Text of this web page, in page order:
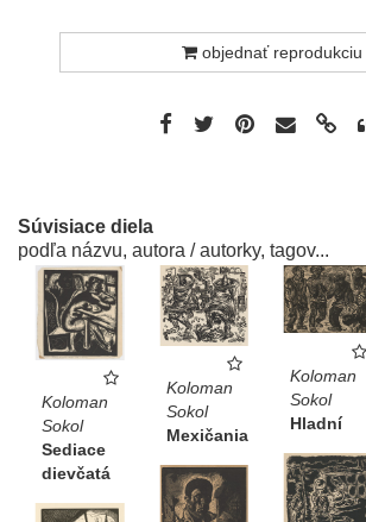
objednať reprodukciu
Súvisiace diela
podľa názvu, autora / autorky, tagov...
Koloman
Sokol
Sediace
dievčatá
Koloman
Sokol
Mexičania
Koloman
Sokol
Hladní